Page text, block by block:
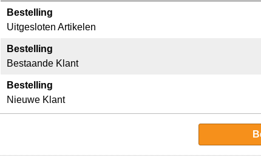
Bestelling
Uitgesloten Artikelen
Bestelling
Bestaande Klant
Bestelling
Nieuwe Klant